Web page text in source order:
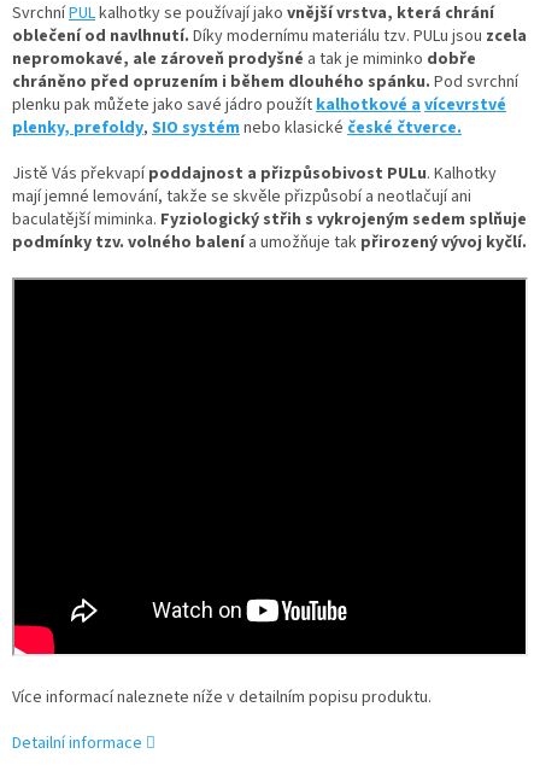
SvrchníPULkalhotky se používají jako vnější vrstva, která chrání
oblečení od navlhnutí. Díkymodernímu materiálu tzv. PULu jsou zcela
nepromokavé, ale zároveň prodyšné a tak je miminko dobře
chráněno před opruzením i během dlouhého spánku. Pod svrchní
plenku pak můžete jako savé jádro použítkalhotkové avícevrstvé
plenky,prefoldy, SIO systémnebo klasické české čtverce.
Jistě Vás překvapípoddajnost a přizpůsobivost PULu. Kalhotky
mají jemné lemování, takže se skvěle přizpůsobí a neotlačují ani
baculatější miminka. Fyziologický střih s vykrojeným sedem splňuje
podmínky tzv. volného balenía umožňuje tak přirozený vývoj kyčlí.
Více informací naleznete níže v detailním popisu produktu.
Detailní informace